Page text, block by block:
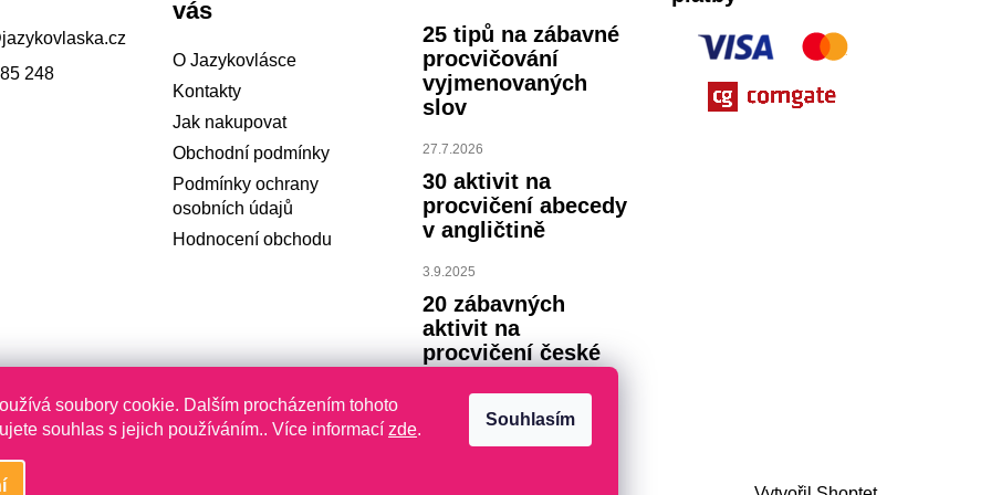
soubory cookie. Dalším procházením tohoto
souhlas s jejich používáním.. Více informací zde.
Souhlasím
jazykovlaska.cz
248
vás
O Jazykovlásce
Kontakty
Jak nakupovat
Obchodní podmínky
Podmínky ochrany
osobních údajů
Hodnocení obchodu
25 tipů na zábavné
procvičování
vyjmenovaných
slov
27.7.2026
30 aktivit na
procvičení abecedy
v angličtině
3.9.2025
20 zábavných
aktivit na
procvičení české